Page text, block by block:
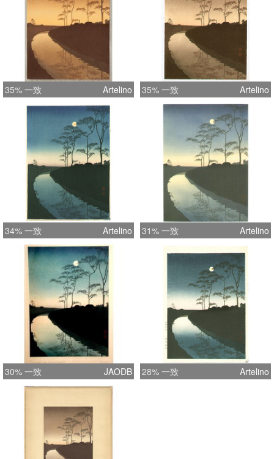
35% 一致 Artelino 35% 一致 Artelino
34% 一致 Artelino 31% 一致 Artelino
30% 一致 JAODB 28% 一致 Artelino